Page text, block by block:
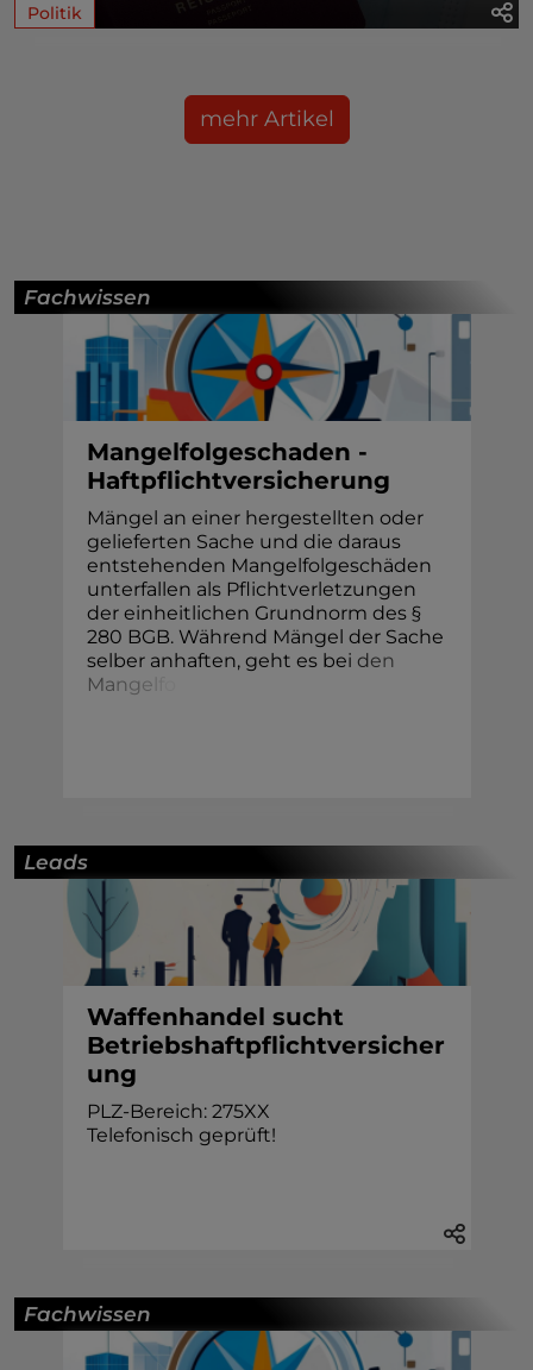
Politik
mehr Artikel
Fachwissen
Mangelfolgeschaden -
Haftpflichtversicherung
Mängel an einer hergestellten oder
gelieferten Sache und die daraus
entstehenden Mangelfolgeschäden
unterfallen als Pflichtverletzungen
der einheitlichen Grundnorm des §
280 BGB. Während Mängel der Sache
selber anhaften, geht es bei den
Mange
Leads
Waffenhandel sucht
Betriebshaftpflichtversicher
ung
PLZ-Bereich: 275XX
Telefonisch geprüft!
Fachwissen